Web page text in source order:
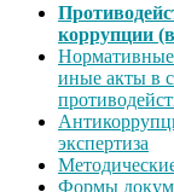
коррупции
иные акты в
экспертиза
Формы